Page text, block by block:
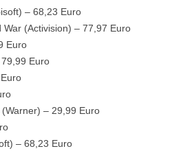
– 68,23 Euro
(Activision) – 77,97 Euro
Euro
Euro
– 29,99 Euro
– 68,23 Euro